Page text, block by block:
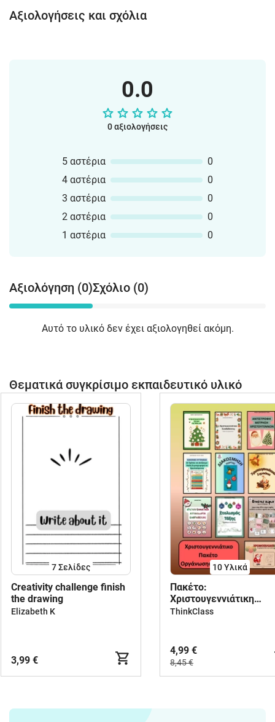
Αξιολογήσεις και σχόλια
0.0
0 αξιολογήσεις
5 αστέρια
0
4 αστέρια
0
3 αστέρια
0
2 αστέρια
0
1 αστέρια
0
Αξιολόγηση (0)Σχόλιο (0)
Αυτό το υλικό δεν έχει αξιολογηθεί ακόμη.
Θεματικά συγκρίσιμο εκπαιδευτικό υλικό
7Σελίδες
Creativity challenge finish
the drawing
Elizabeth K
3,99 €
10 Υλικά
Πακέτο:
Χριστουγεννιάτικη
Διακόσμηση Ταξης
ThinkClass
4,99 €
8,45 €